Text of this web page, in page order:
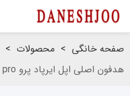
صفحه خانگی > محصولات >
هدفون اصلی اپل ایرپاد پرو air pods pro